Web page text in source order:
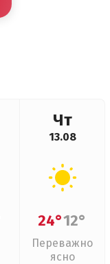
Чт
13.08
24°12°
Переважно
ясно